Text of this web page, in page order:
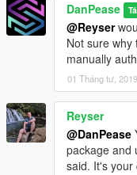
DanPease
@Reyser
Not sure why
manually
01 Tháng tư, 2019
Reyser
@DanPease
package and
said. It's your